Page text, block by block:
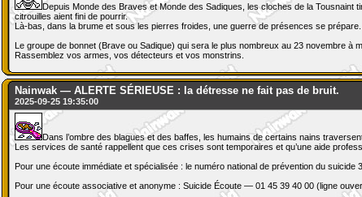
Depuis Monde des Braves et Monde des Sadiques, les cloches de la
citrouilles aient fini de pourrir.
Là-bas, dans la brume et sous les pierres froides, une guerre de présences se prépare.
Le groupe de bonnet (Brave ou Sadique) qui sera le plus nombreux au 23 novembre à
Rassemblez vos armes, vos détecteurs et vos monstrins.
Nainwak — ALERTE SÉRIEUSE : la détresse ne fait pas de bruit.
2025-09-25 19:35:00
Dans l’ombre des blagues et des baffes, les humains de certains nains
Les services de santé rappellent que ces crises sont temporaires et qu’une aide
Pour une écoute immédiate et spécialisée : le numéro national de prévention du suicide
Pour une écoute associative et anonyme : Suicide Écoute — 01 45 39 40 00 (ligne